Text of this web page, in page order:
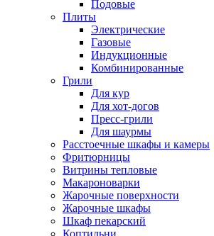
Подовые
Плиты
Электрические
Газовые
Индукционные
Комбинированные
Грили
Для кур
Для хот-догов
Пресс-грили
Для шаурмы
Расстоечные шкафы и камеры
Фритюрницы
Витрины тепловые
Макароноварки
Жарочные поверхности
Жарочные шкафы
Шкаф пекарский
Коптильни